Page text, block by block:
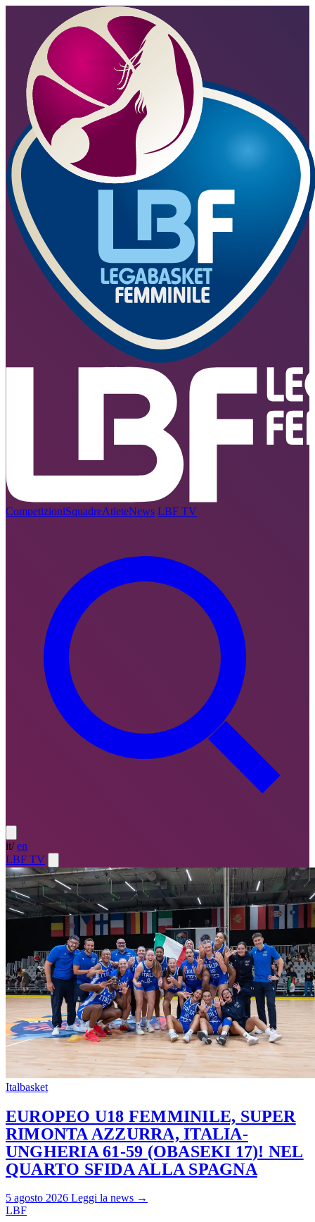
CompetizioniSquadreAtleteNews LBF TV
it/ en
LBF TV
Italbasket
EUROPEO U18 FEMMINILE, SUPER
RIMONTA AZZURRA, ITALIA-
UNGHERIA 61-59 (OBASEKI 17)! NEL
QUARTO SFIDA ALLA SPAGNA
5 agosto 2026 Leggi la news →
LBF